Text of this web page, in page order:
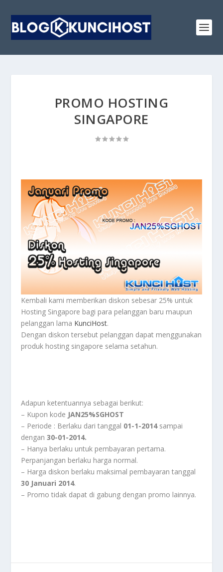
PROMO HOSTING
SINGAPORE
Kembali kami memberikan diskon sebesar 25% untuk
Hosting Singapore bagi para pelanggan baru maupun
pelanggan lama KunciHost.
Dengan diskon tersebut pelanggan dapat menggunakan
produk hosting singapore selama setahun.
Adapun ketentuannya sebagai berikut:
– Kupon kode JAN25%SGHOST
– Periode : Berlaku dari tanggal 01-1-2014sampai
dengan30-01-2014.
– Hanya berlaku untuk pembayaran pertama.
Perpanjangan berlaku harga normal.
– Harga diskon berlaku maksimal pembayaran tanggal
30 Januari 2014.
– Promo tidak dapat di gabung dengan promo lainnya.